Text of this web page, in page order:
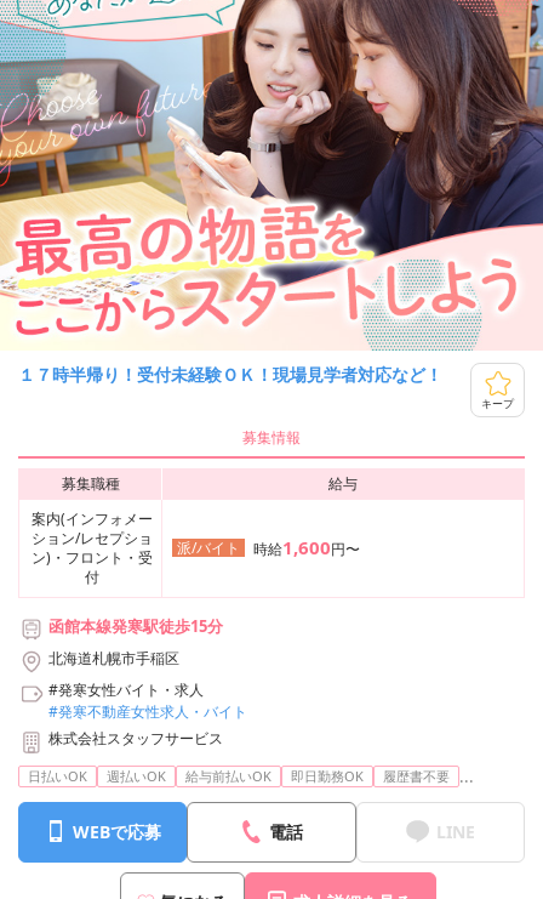
１７時半帰り！受付未経験ＯＫ！現場見学者対応など！
キープ
募集情報
募集職種
給与
案内(インフォメー
ション/レセプショ
ン)・フロント・受
付
派/バイト 時給1,600円〜
函館本線発寒駅徒歩15分
北海道札幌市手稲区
#発寒女性バイト・求人
#発寒不動産女性求人・バイト
株式会社スタッフサービス
日払いOK 週払いOK 給与前払いOK 即日勤務OK 履歴書不要 ...
WEBで応募 電話 LINE